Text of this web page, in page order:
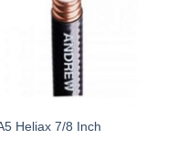
Heliax 7/8 Inch